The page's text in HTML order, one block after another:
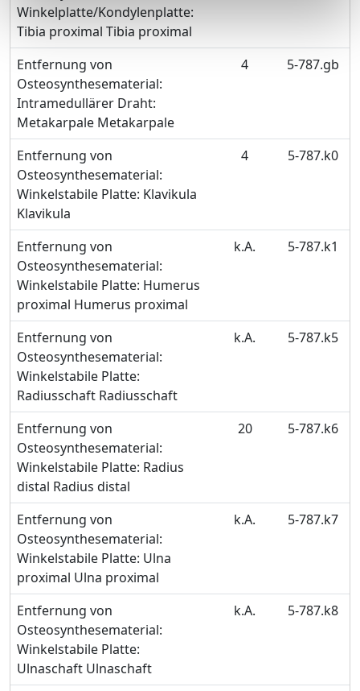
Winkelplatte/Kondylenplatte:
Tibia proximal Tibia proximal
Entfernung von
Osteosynthesematerial:
Intramedullärer Draht:
Metakarpale Metakarpale
4 5-787.gb
Entfernung von
Osteosynthesematerial:
Winkelstabile Platte: Klavikula
Klavikula
4 5-787.k0
Entfernung von
Osteosynthesematerial:
Winkelstabile Platte: Humerus
proximal Humerus proximal
k.A. 5-787.k1
Entfernung von
Osteosynthesematerial:
Winkelstabile Platte:
Radiusschaft Radiusschaft
k.A. 5-787.k5
Entfernung von
Osteosynthesematerial:
Winkelstabile Platte: Radius
distal Radius distal
20 5-787.k6
Entfernung von
Osteosynthesematerial:
Winkelstabile Platte: Ulna
proximal Ulna proximal
k.A. 5-787.k7
Entfernung von
Osteosynthesematerial:
Winkelstabile Platte:
Ulnaschaft Ulnaschaft
k.A. 5-787.k8